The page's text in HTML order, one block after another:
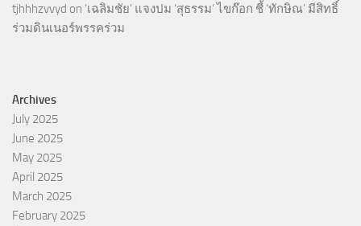
tjhhhzvvyd on ‘เฉลิมชัย’ แจงปม ‘สุธรรม’ ไขก๊อก ชี้ ‘ทักษิณ’ มีสิทธิ์
ร่วมดินเนอร์พรรคร่วม
Archives
July 2025
June 2025
May 2025
April 2025
March 2025
February 2025